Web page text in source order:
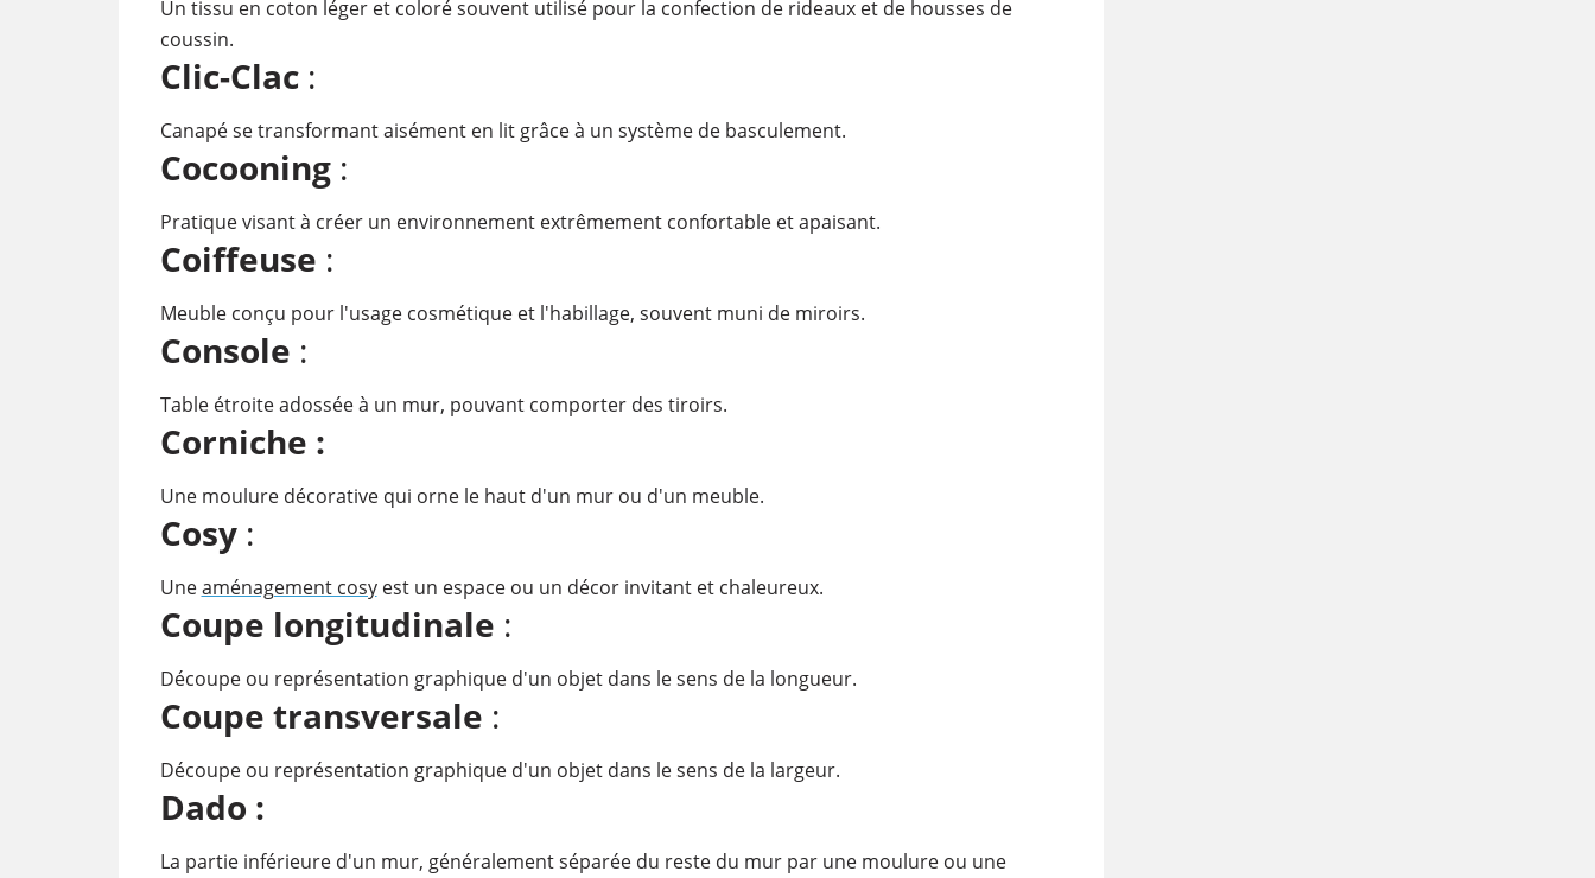
Un tissu en coton léger et coloré souvent utilisé pour la confection de rideaux et de housses de
coussin.
Clic-Clac:
Canapé se transformant aisément en lit grâce à un système de basculement.
Cocooning:
Pratique visant à créer un environnement extrêmement confortable et apaisant.
Coiffeuse :
Meuble conçu pour l'usage cosmétique et l'habillage, souvent muni de miroirs.
Console :
Table étroite adossée à un mur, pouvant comporter des tiroirs.
Corniche :
Une moulure décorative qui orne le haut d'un mur ou d'un meuble.
Cosy:
Uneaménagement cosyest un espace ou un décor invitant et chaleureux.
Coupe longitudinale :
Découpe ou représentation graphique d'un objet dans le sens de la longueur.
Coupe transversale :
Découpe ou représentation graphique d'un objet dans le sens de la largeur.
Dado :
La partie inférieure d'un mur, généralement séparée du reste du mur par une moulure ou une